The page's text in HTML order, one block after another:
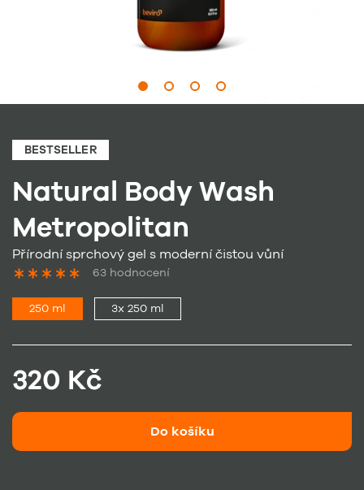
BESTSELLER
Natural Body Wash
Metropolitan
Přírodní sprchový gel s moderní čistou vůní
63 hodnocení
250 ml 3x 250 ml
320 Kč
Do košíku